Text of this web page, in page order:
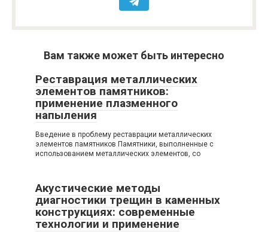
Вам также может быть интересно
Реставрация металлических
элементов памятников:
применение плазменного
напыления
Введение в проблему реставрации металлических
элементов памятников Памятники, выполненные с
использованием металлических элементов, со
Акустические методы
диагностики трещин в каменных
конструкциях: современные
технологии и применение